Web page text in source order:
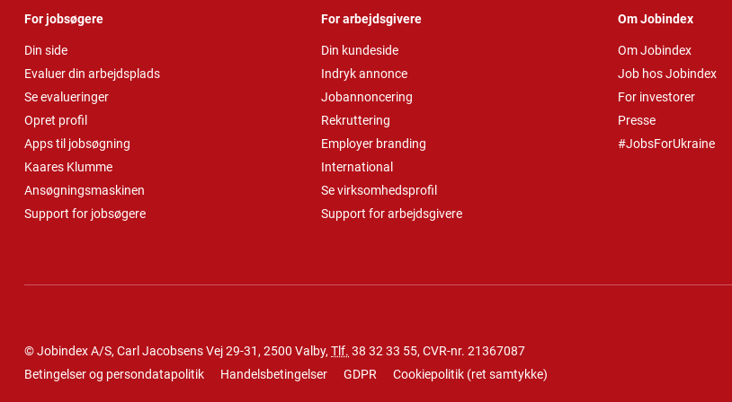
For jobsøgere
Din side
Evaluer din arbejdsplads
Se evalueringer
Opret profil
Apps til jobsøgning
Kaares Klumme
Ansøgningsmaskinen
Support for jobsøgere
For arbejdsgivere
Din kundeside
Indryk annonce
Jobannoncering
Rekruttering
Employer branding
International
Se virksomhedsprofil
Support for arbejdsgivere
Om Jobindex
Om Jobindex
Job hos Jobindex
For investorer
Presse
#JobsForUkraine
© Jobindex A/S, Carl Jacobsens Vej 29-31, 2500 Valby, Tlf. 38 32 33 55, CVR-nr. 21367087
Betingelser og persondatapolitik
Handelsbetingelser GDPR Cookiepolitik (ret samtykke)